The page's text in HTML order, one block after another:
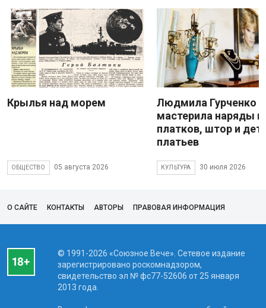
Крылья над морем
ОБЩЕСТВО 05 августа 2026
Людмила Гурченко
мастерила наряды
платков, штор и
платьев
КУЛЬТУРА 30 июля 2026
О САЙТЕ КОНТАКТЫ АВТОРЫ ПРАВОВАЯ ИНФОРМАЦИЯ
© 1991-2026 «Союзное Вече». Сетевое издание
зарегистрировано роскомнадзором,
свидетельство эл № фc77-52606 от 25 января
2013 года.